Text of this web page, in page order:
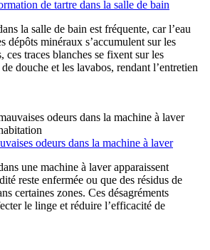
de tartre dans la salle de bain
la salle de bain est fréquente, car l’eau
dépôts minéraux s’accumulent sur les
ces traces blanches se fixent sur les
douche et les lavabos, rendant l’entretien
odeurs dans la machine à laver
une machine à laver apparaissent
reste enfermée ou que des résidus de
certaines zones. Ces désagréments
le linge et réduire l’efficacité de